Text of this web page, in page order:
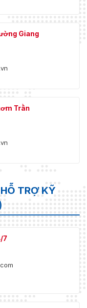
Giang
Trần
TRỢ KỸ
7